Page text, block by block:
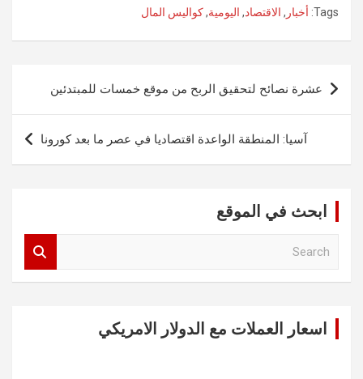
Tags: أخبار , الاقتصاد, اليومية,كواليس المال
تصفّح
المقالات
عشرة نصائح لتحقيق الربح من موقع خمسات للمبتدئين
آسيا: المنطقة الواعدة اقتصاديا في عصر ما بعد كورونا
ابحث في الموقع
اسعار العملات مع الدولار الامريكي